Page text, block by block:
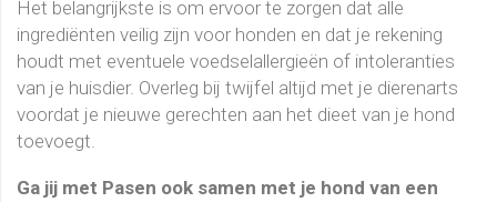
Het belangrijkste is om ervoor te zorgen dat alle
ingrediënten veilig zijn voor honden en dat je rekening
houdt met eventuele voedselallergieën of intoleranties
van je huisdier. Overleg bij twijfel altijd met je dierenarts
voordat je nieuwe gerechten aan het dieet van je hond
toevoegt.
Ga jij met Pasen ook samen met je hond van een